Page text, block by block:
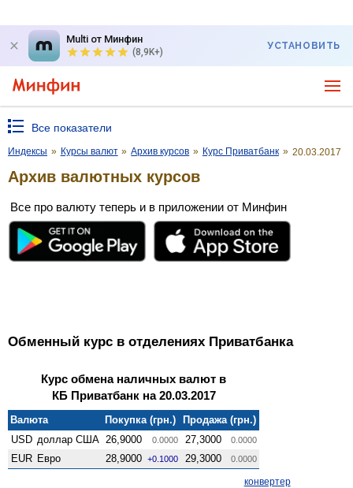
Multi от Минфин
(8,9K+)
УСТАНОВИТЬ
Все показатели
Индексы » Курсы валют » Архив курсов » Курс Приватбанк » 20.03.2017
Архив валютных курсов
Все про валюту теперь и в приложении от Минфин
Обменный курс в отделениях Приватбанка
Курс обмена наличных валют в
КБ Приватбанк на 20.03.2017
Валюта Покупка (грн.)
Продажа (грн.)
USD доллар США 26,9000 0.0000 27,3000 0.0000
EUR Евро 28,9000 +0.1000 29,3000 0.0000
конвертер